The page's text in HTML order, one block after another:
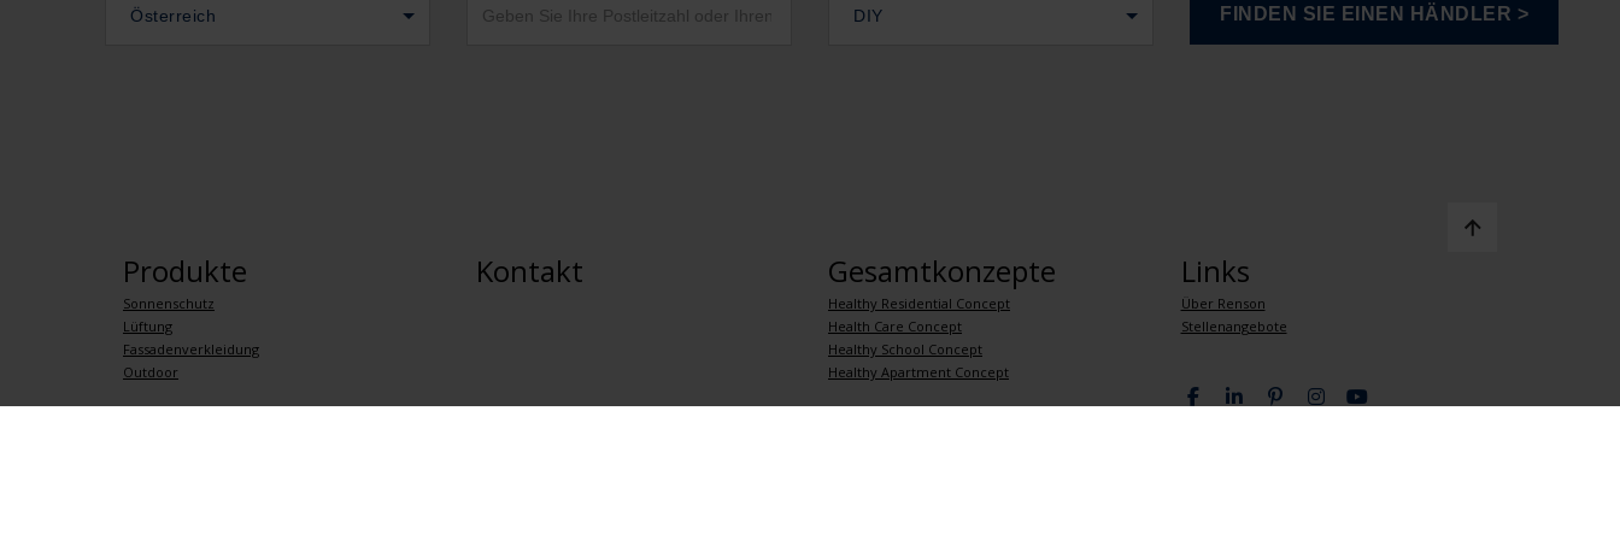
Österreich DIY
Produkte
Sonnenschutz
Lüftung
Fassadenverkleidung
Outdoor
Kontakt Gesamtkonzepte
Healthy Residential Concept
Health Care Concept
Healthy School Concept
Healthy Apartment Concept
Links
Über Renson
Stellenangebote